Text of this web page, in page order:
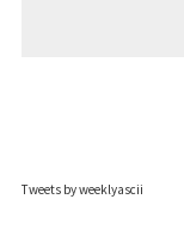
Tweets by weeklyascii